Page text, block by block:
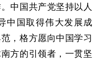
中国共产党坚持以人
中国取得伟大发展成
，格方愿向中国学习
方的引领者，一贯坚